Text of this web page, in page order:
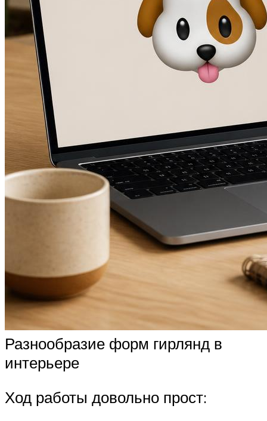
Разнообразие форм гирлянд в
интерьере
Ход работы довольно прост: